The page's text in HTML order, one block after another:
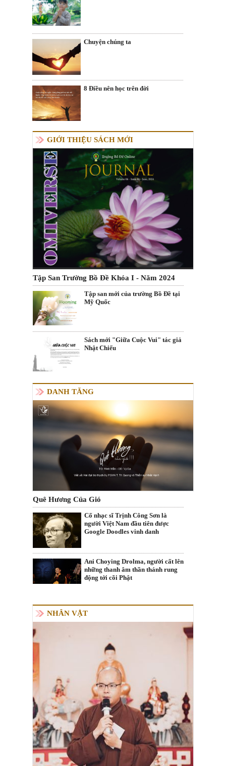
Chuyện chúng ta
8 Điều nên học trên đời
GIỚI THIỆU SÁCH MỚI
Tập San Trường Bồ Đề Khóa I - Năm 2024
Tập san mới của trường Bồ Đề tại
Mỹ Quốc
Sách mới "Giữa Cuộc Vui" tác giả
Nhật Chiếu
DANH TĂNG
Quê Hương Của Gió
Cố nhạc sĩ Trịnh Công Sơn là
người Việt Nam đầu tiên được
Google Doodles vinh danh
Ani Choying Drolma, người cất lên
những thanh âm thần thánh rung
động tới cõi Phật
NHÂN VẬT